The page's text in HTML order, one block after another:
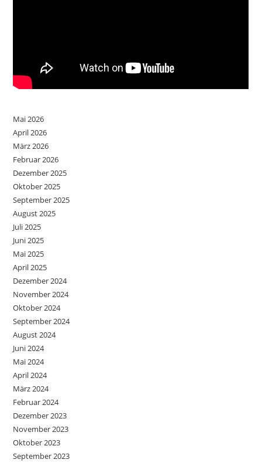
Mai 2026
April 2026
März 2026
Februar 2026
Dezember 2025
Oktober 2025
September 2025
August 2025
Juli 2025
Juni 2025
Mai 2025
April 2025
Dezember 2024
November 2024
Oktober 2024
September 2024
August 2024
Juni 2024
Mai 2024
April 2024
März 2024
Februar 2024
Dezember 2023
November 2023
Oktober 2023
September 2023